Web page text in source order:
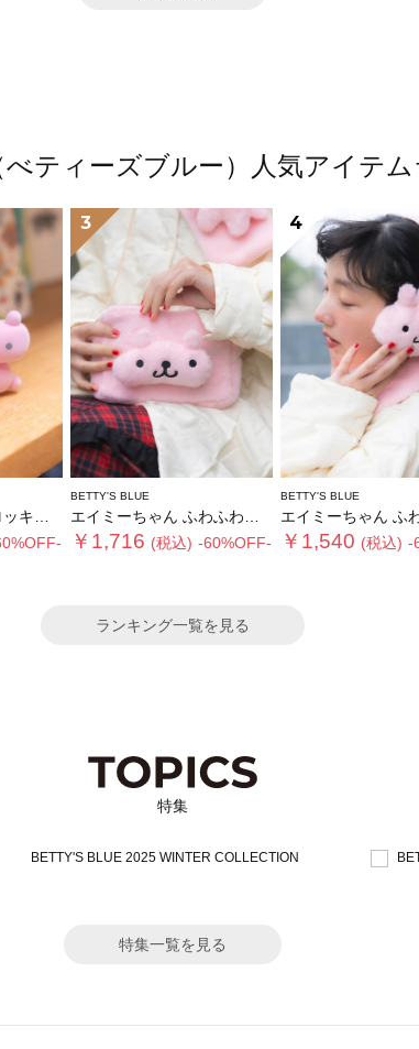
べティーズブルー）人気アイテ
ーム
3
BETTY'S BLUE
エイミーちゃん ふわふわショルダーバッグ
￥1,716 (税込) -60%OFF-
4
BETTY'S BLUE
エイミーちゃん ふわふわイ
￥1,540 (税込) -
ランキング一覧を見る
特集
特集一覧を見る